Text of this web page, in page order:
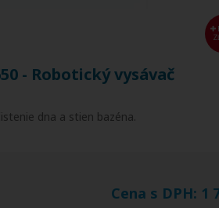
- Robotický vysávač
dna a stien bazéna.
Cena s DPH: 1